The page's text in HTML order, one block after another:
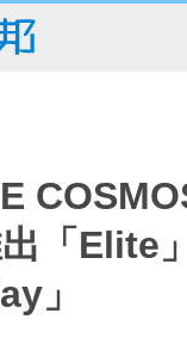
「Elite
」